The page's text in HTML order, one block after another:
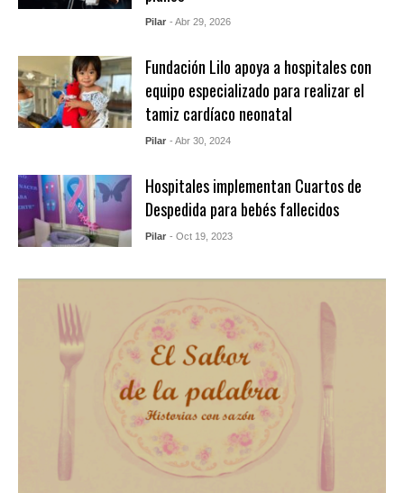
Pilar - Abr 29, 2026
Fundación Lilo apoya a hospitales con
equipo especializado para realizar el
tamiz cardíaco neonatal
Pilar - Abr 30, 2024
Hospitales implementan Cuartos de
Despedida para bebés fallecidos
Pilar - Oct 19, 2023